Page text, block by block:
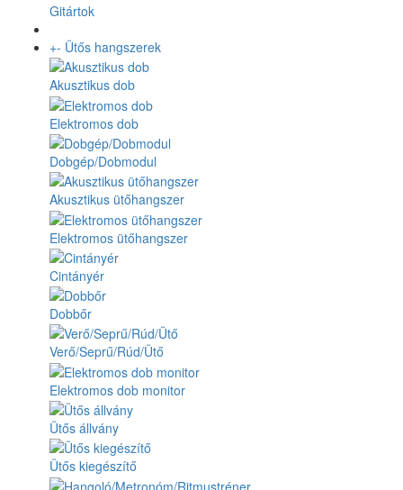
Gitártok
+- Ütős hangszerek
Akusztikus dob
Elektromos dob
Dobgép/Dobmodul
Akusztikus ütőhangszer
Elektromos ütőhangszer
Cintányér
Dobbőr
Verő/Seprű/Rúd/Ütő
Elektromos dob monitor
Ütős állvány
Ütős kiegészítő